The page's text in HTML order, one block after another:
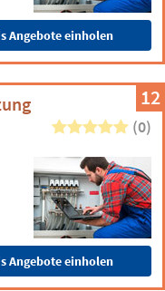
Angebote einholen
12
(0)
Angebote einholen